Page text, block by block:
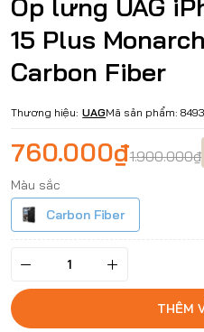
Ốp lưng UAG
15 Plus
Carbon Fiber
Thương hiệu: UAGMã sản phẩm:
760.000₫1.900.000₫
Màu sắc
Carbon Fiber
THÊM